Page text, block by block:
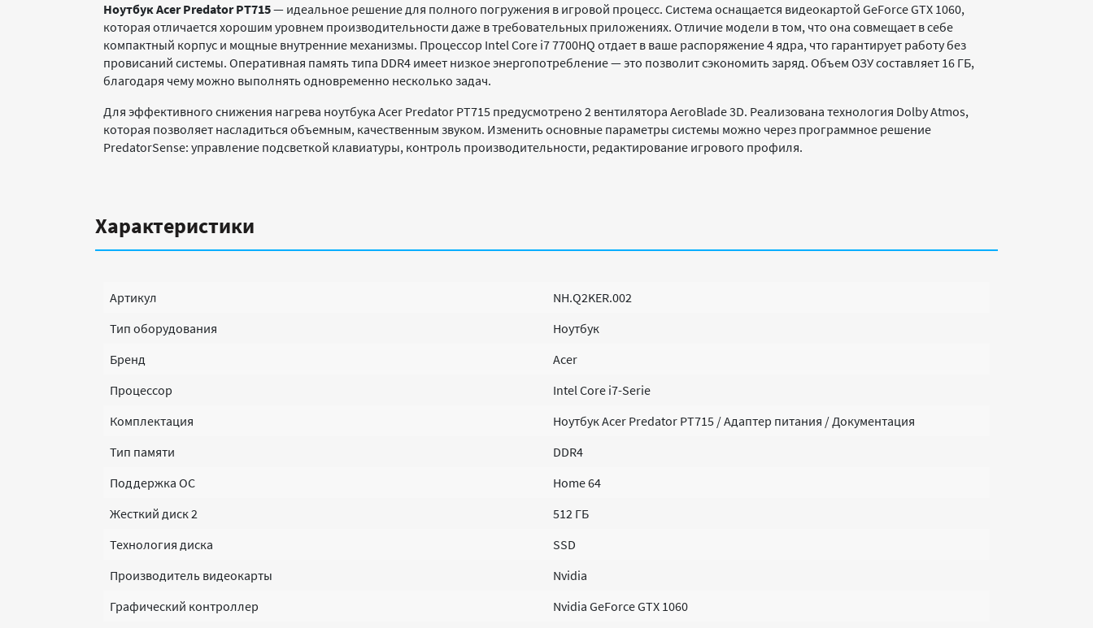
Ноутбук Acer Predator PT715— идеальное решение для полного погружения в игровой процесс. Система оснащается видеокартой GeForce GTX 1060,
которая отличается хорошим уровнем производительности даже в требовательных приложениях. Отличие модели в том, что она совмещает в себе
компактный корпус и мощные внутренние механизмы. Процессор Intel Core i7 7700HQ отдает в ваше распоряжение 4 ядра, что гарантирует работу без
провисаний системы. Оперативная память типа DDR4 имеет низкое энергопотребление — это позволит сэкономить заряд. Объем ОЗУ составляет 16 ГБ,
благодаря чему можно выполнять одновременно несколько задач.
Для эффективного снижения нагрева ноутбука Acer Predator PT715 предусмотрено 2 вентилятора AeroBlade 3D. Реализована технология Dolby Atmos,
которая позволяет насладиться объемным, качественным звуком. Изменить основные параметры системы можно через программное решение
PredatorSense: управление подсветкой клавиатуры, контроль производительности, редактирование игрового профиля.
Характеристики
Артикул
NH.Q2KER.002
Тип оборудования
Ноутбук
Бренд
Acer
Процессор
Intel Core i7-Serie
Комплектация
Ноутбук Acer Predator PT715 / Адаптер питания / Документация
Тип памяти
DDR4
Поддержка ОС
Home 64
Жесткий диск 2
512 ГБ
Технология диска
SSD
Производитель видеокарты
Nvidia
Графический контроллер
Nvidia GeForce GTX 1060